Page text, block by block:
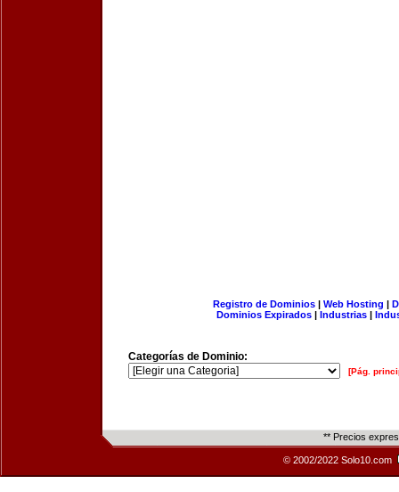
Registro de Dominios| Web Hosting |
Dominios Expirados | Industrias |
Categorías de Dominio:
[Pág.
** Precios
© 2002/2022 Solo10.com